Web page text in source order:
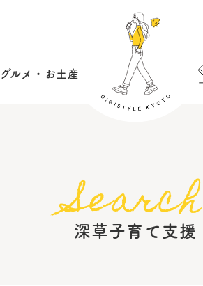
グルメ・お土産
Search
深草子育て支援